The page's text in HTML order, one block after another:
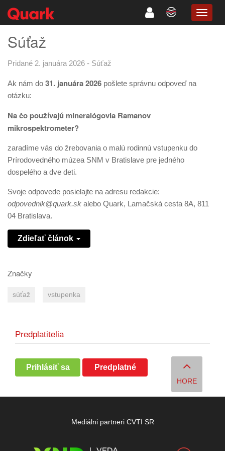
Súťaž
Pridané 2. januára 2026 - Súťaž
Ak nám do 31. januára 2026 pošlete správnu odpoveď na
otázku:
Na čo používajú mineralógovia Ramanov
mikrospektrometer?
zaradíme vás do žrebovania o malú rodinnú vstupenku do
Prírodovedného múzea SNM v Bratislave pre jedného
dospelého a dve deti.
Svoje odpovede posielajte na adresu redakcie:
odpovednik@quark.sk alebo Quark, Lamačská cesta 8A, 811
04 Bratislava.
Zdieľať článok
Značky
súťaž vstupenka
Predplatitelia
Prihlásiť sa Predplatné
HORE
Mediálni partneri CVTI SR